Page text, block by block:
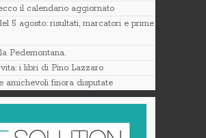
il calendario aggiornato
5 agosto: risultati, marcatori e prime
Pedemontana.
i libri di Pino Lazzaro
amichevoli finora disputate